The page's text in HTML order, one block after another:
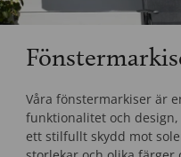
Våra fönstermarkiser är
funktionalitet och
ett stilfullt skydd mot